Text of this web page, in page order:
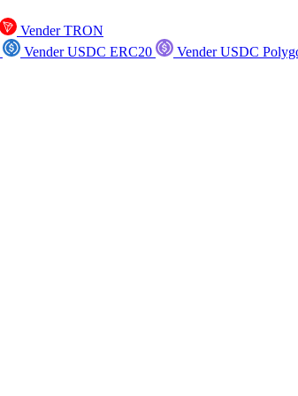
Vender TRON
Vender USDC ERC20
Vender USDC